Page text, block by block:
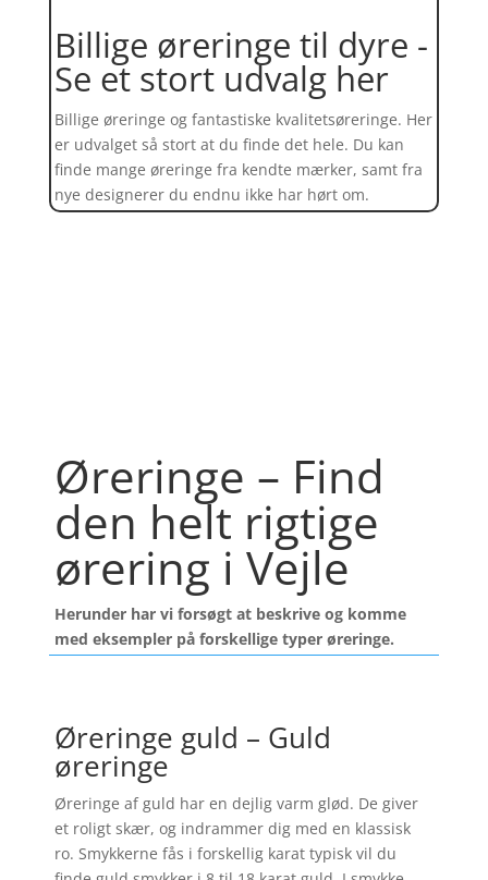
Billige øreringe til dyre -
Se et stort udvalg her
Billige øreringe og fantastiske kvalitetsøreringe. Her
er udvalget så stort at du finde det hele. Du kan
finde mange øreringe fra kendte mærker, samt fra
nye designerer du endnu ikke har hørt om.
Øreringe – Find
den helt rigtige
ørering i Vejle
Herunder har vi forsøgt at beskrive og komme
med eksempler på forskellige typer øreringe.
Øreringe guld – Guld
øreringe
Øreringe af guld har en dejlig varm glød. De giver
et roligt skær, og indrammer dig med en klassisk
ro. Smykkerne fås i forskellig karat typisk vil du